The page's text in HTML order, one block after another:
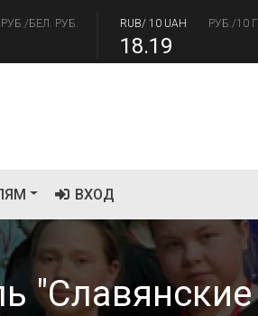
18.19
ВХОД
"Славянские